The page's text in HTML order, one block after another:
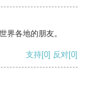
界各地的朋友。
支持[0] 反对[0]